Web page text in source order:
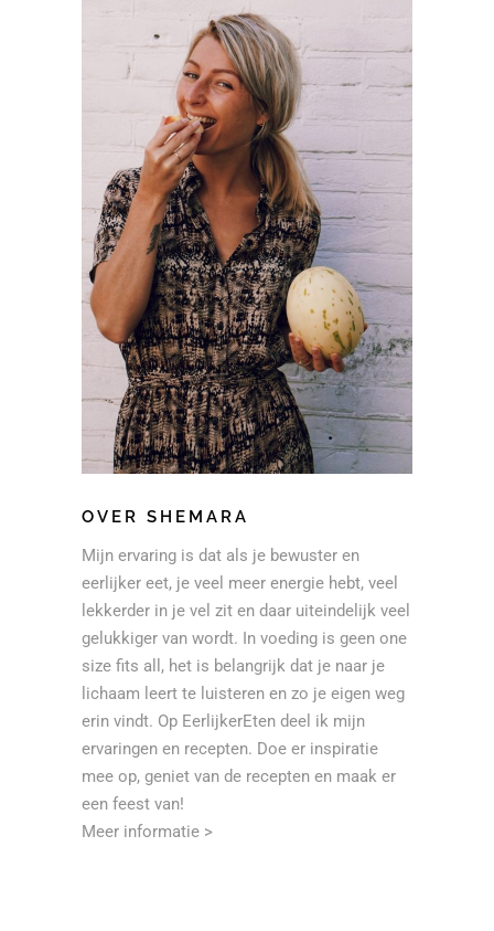
OVER SHEMARA
Mijn ervaring is dat als je bewuster en
eerlijker eet, je veel meer energie hebt, veel
lekkerder in je vel zit en daar uiteindelijk veel
gelukkiger van wordt. In voeding is geen one
size fits all, het is belangrijk dat je naar je
lichaam leert te luisteren en zo je eigen weg
erin vindt. Op EerlijkerEten deel ik mijn
ervaringen en recepten. Doe er inspiratie
mee op, geniet van de recepten en maak er
een feest van!
Meer informatie >